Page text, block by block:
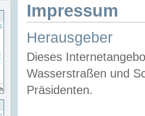
Impressum
Herausgeber
Dieses
Wasserstraßen und
Präsidenten.